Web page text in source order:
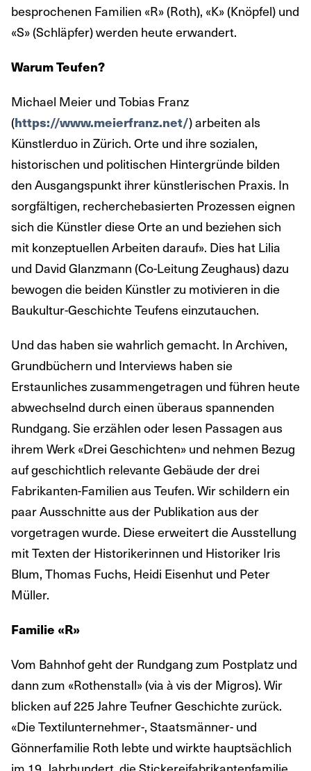
besprochenen Familien «R» (Roth), «K» (Knöpfel) und
«S» (Schläpfer) werden heute erwandert.
Warum Teufen?
Michael Meier und Tobias Franz
(https://www.meierfranz.net/) arbeiten als
Künstlerduo in Zürich. Orte und ihre sozialen,
historischen und politischen Hintergründe bilden
den Ausgangspunkt ihrer künstlerischen Praxis. In
sorgfältigen, recherchebasierten Prozessen eignen
sich die Künstler diese Orte an und beziehen sich
mit konzeptuellen Arbeiten darauf». Dies hat Lilia
und David Glanzmann (Co-Leitung Zeughaus) dazu
bewogen die beiden Künstler zu motivieren in die
Baukultur-Geschichte Teufens einzutauchen.
Und das haben sie wahrlich gemacht. In Archiven,
Grundbüchern und Interviews haben sie
Erstaunliches zusammengetragen und führen heute
abwechselnd durch einen überaus spannenden
Rundgang. Sie erzählen oder lesen Passagen aus
ihrem Werk «Drei Geschichten» und nehmen Bezug
auf geschichtlich relevante Gebäude der drei
Fabrikanten-Familien aus Teufen. Wir schildern ein
paar Ausschnitte aus der Publikation aus der
vorgetragen wurde. Diese erweitert die Ausstellung
mit Texten der Historikerinnen und Historiker Iris
Blum, Thomas Fuchs, Heidi Eisenhut und Peter
Müller.
Familie «R»
Vom Bahnhof geht der Rundgang zum Postplatz und
dann zum «Rothenstall» (via à vis der Migros). Wir
blicken auf 225 Jahre Teufner Geschichte zurück.
«Die Textilunternehmer-, Staatsmänner- und
Gönnerfamilie Roth lebte und wirkte hauptsächlich